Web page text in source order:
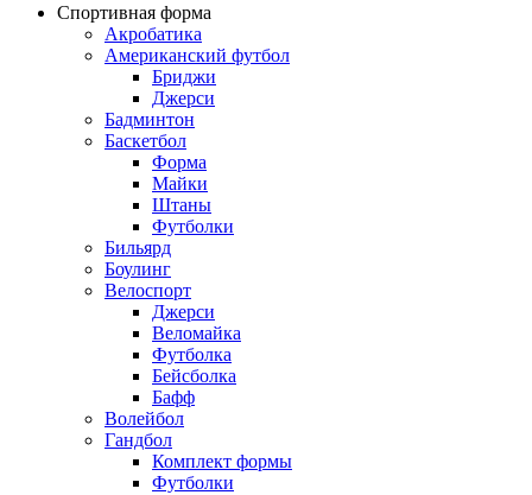
Спортивная форма
Акробатика
Американский футбол
Бриджи
Джерси
Бадминтон
Баскетбол
Форма
Майки
Штаны
Футболки
Бильярд
Боулинг
Велоспорт
Джерси
Веломайка
Футболка
Бейсболка
Бафф
Волейбол
Гандбол
Комплект формы
Футболки